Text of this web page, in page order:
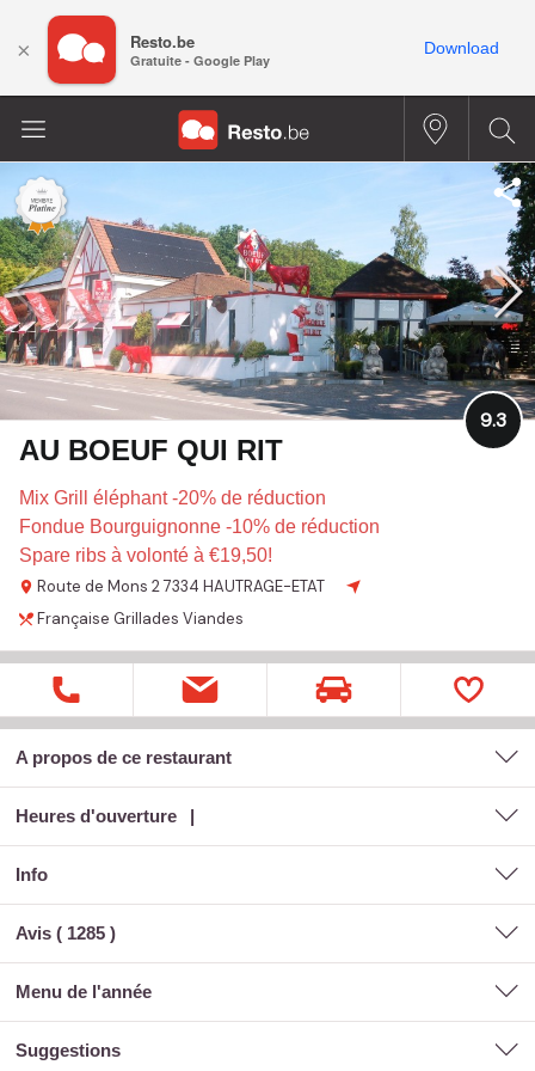
AU BOEUF QUI RIT
Mix Grill éléphant -20% de réduction
Fondue Bourguignonne -10% de réduction
Spare ribs à volonté à €19,50!
Route de Mons 27334 HAUTRAGE-ETAT
9.3
Française Grillades Viandes
A propos de ce restaurant
Heures d'ouverture
Info
Avis ( 1285 )
menu de l'année
suggestions
× Resto.be
Gratuite - Google Play
Download